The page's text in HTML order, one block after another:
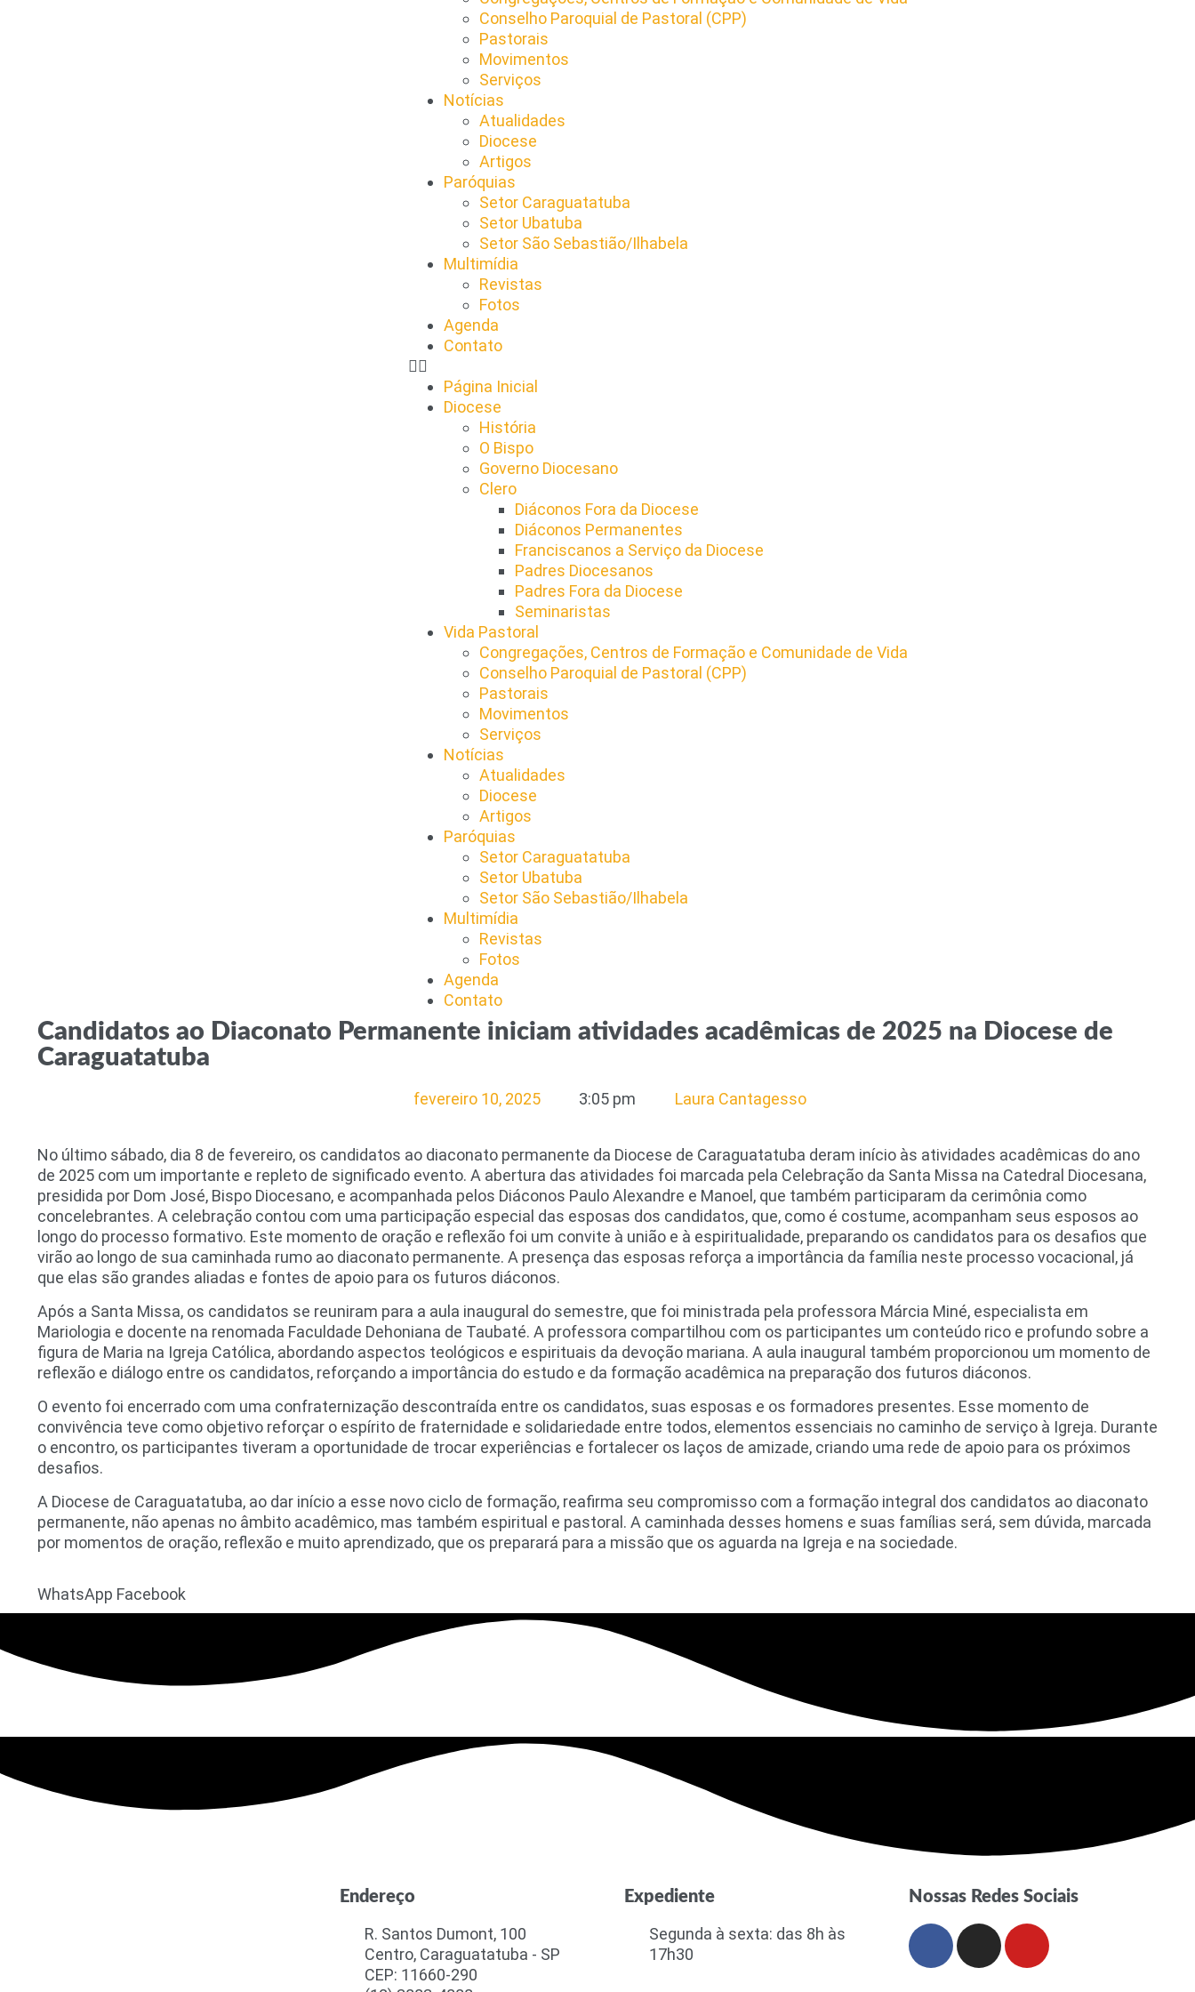
Conselho Paroquial de Pastoral (CPP)​
Pastorais
Movimentos
Serviços
Notícias
Atualidades
Diocese
Artigos
Paróquias
Setor Caraguatatuba
Setor Ubatuba
Setor São Sebastião/Ilhabela
Multimídia
Revistas
Fotos
Agenda
Contato
Página Inicial
Diocese
História
O Bispo
Governo Diocesano
Clero
Diáconos Fora da Diocese
Diáconos Permanentes
Franciscanos a Serviço da Diocese
Padres Diocesanos
Padres Fora da Diocese
Seminaristas
Vida Pastoral
Congregações, Centros de Formação e Comunidade de Vida
Conselho Paroquial de Pastoral (CPP)​
Pastorais
Movimentos
Serviços
Notícias
Atualidades
Diocese
Artigos
Paróquias
Setor Caraguatatuba
Setor Ubatuba
Setor São Sebastião/Ilhabela
Multimídia
Revistas
Fotos
Agenda
Contato
Candidatos ao Diaconato Permanente iniciam atividades acadêmicas de 2025 na Diocese de
Caraguatatuba
fevereiro 10, 2025 3:05 pm Laura Cantagesso
No último sábado, dia 8 de fevereiro, os candidatos ao diaconato permanente da Diocese de Caraguatatuba deram início às atividades acadêmicas do ano
de 2025 com um importante e repleto de significado evento. A abertura das atividades foi marcada pela Celebração da Santa Missa na Catedral Diocesana,
presidida por Dom José, Bispo Diocesano, e acompanhada pelos Diáconos Paulo Alexandre e Manoel, que também participaram da cerimônia como
concelebrantes. A celebração contou com uma participação especial das esposas dos candidatos, que, como é costume, acompanham seus esposos ao
longo do processo formativo. Este momento de oração e reflexão foi um convite à união e à espiritualidade, preparando os candidatos para os desafios que
virão ao longo de sua caminhada rumo ao diaconato permanente. A presença das esposas reforça a importância da família neste processo vocacional, já
que elas são grandes aliadas e fontes de apoio para os futuros diáconos.
Após a Santa Missa, os candidatos se reuniram para a aula inaugural do semestre, que foi ministrada pela professora Márcia Miné, especialista em
Mariologia e docente na renomada Faculdade Dehoniana de Taubaté. A professora compartilhou com os participantes um conteúdo rico e profundo sobre a
figura de Maria na Igreja Católica, abordando aspectos teológicos e espirituais da devoção mariana. A aula inaugural também proporcionou um momento de
reflexão e diálogo entre os candidatos, reforçando a importância do estudo e da formação acadêmica na preparação dos futuros diáconos.
O evento foi encerrado com uma confraternização descontraída entre os candidatos, suas esposas e os formadores presentes. Esse momento de
convivência teve como objetivo reforçar o espírito de fraternidade e solidariedade entre todos, elementos essenciais no caminho de serviço à Igreja. Durante
o encontro, os participantes tiveram a oportunidade de trocar experiências e fortalecer os laços de amizade, criando uma rede de apoio para os próximos
desafios.
A Diocese de Caraguatatuba, ao dar início a esse novo ciclo de formação, reafirma seu compromisso com a formação integral dos candidatos ao diaconato
permanente, não apenas no âmbito acadêmico, mas também espiritual e pastoral. A caminhada desses homens e suas famílias será, sem dúvida, marcada
por momentos de oração, reflexão e muito aprendizado, que os preparará para a missão que os aguarda na Igreja e na sociedade.
WhatsApp Facebook
Endereço
R. Santos Dumont, 100
Centro, Caraguatatuba - SP
CEP: 11660-290
Expediente
Segunda à sexta: das 8h às
17h30
Nossas Redes Sociais